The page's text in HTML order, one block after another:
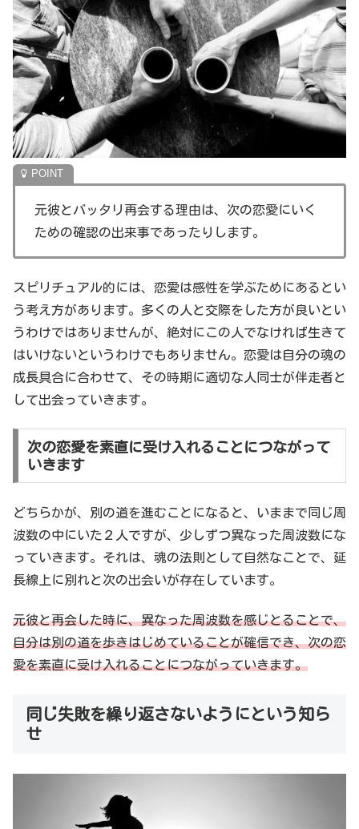
元彼とバッタリ再会する理由は、次の恋愛にいく
ための確認の出来事であったりします。
スピリチュアル的には、恋愛は感性を学ぶためにあるとい
う考え方があります。多くの人と交際をした方が良いとい
うわけではありませんが、絶対にこの人でなければ生きて
はいけないというわけでもありません。恋愛は自分の魂の
成長具合に合わせて、その時期に適切な人同士が伴走者と
して出会っていきます。
次の恋愛を素直に受け入れることにつながって
いきます
どちらかが、別の道を進むことになると、いままで同じ周
波数の中にいた２人ですが、少しずつ異なった周波数にな
っていきます。それは、魂の法則として自然なことで、延
長線上に別れと次の出会いが存在しています。
元彼と再会した時に、異なった周波数を感じとることで、
自分は別の道を歩きはじめていることが確信でき、次の恋
愛を素直に受け入れることにつながっていきます。
同じ失敗を繰り返さないようにという知ら
せ